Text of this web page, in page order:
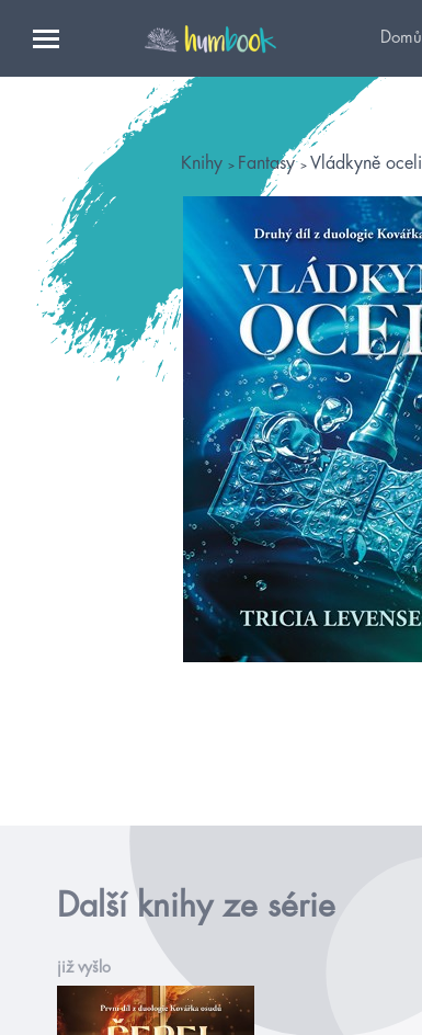
Domů
Knihy Fantasy Vládkyně oceli
Další knihy ze série
již vyšlo